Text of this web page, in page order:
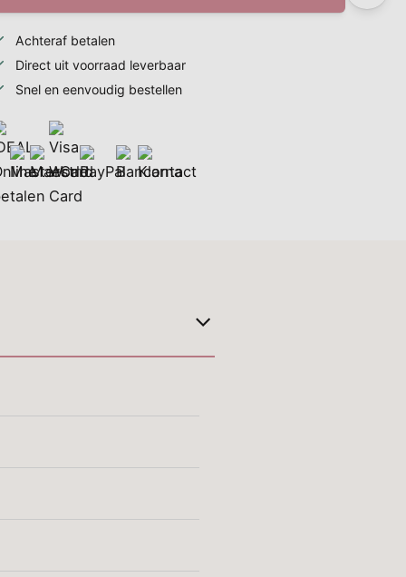
Achteraf betalen
Direct uit voorraad leverbaar
Snel en eenvoudig bestellen